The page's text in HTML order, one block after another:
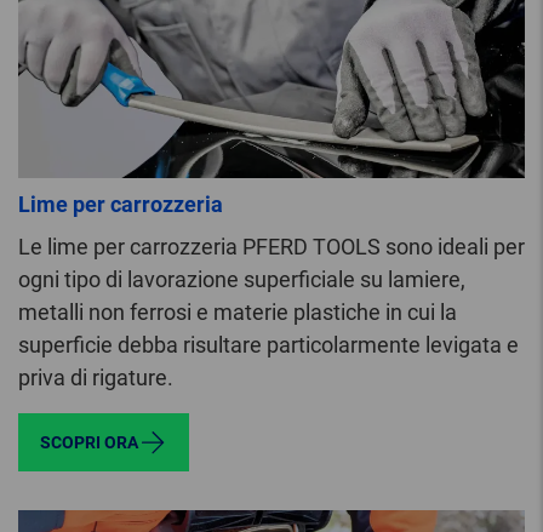
Lime per carrozzeria
Le lime per carrozzeria PFERD TOOLS sono ideali per
ogni tipo di lavorazione superficiale su lamiere,
metalli non ferrosi e materie plastiche in cui la
superficie debba risultare particolarmente levigata e
priva di rigature.
SCOPRI ORA